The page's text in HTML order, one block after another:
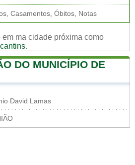
Casamentos, Óbitos, Notas
em ma cidade próxima como
.
DO MUNICÍPIO DE
David Lamas